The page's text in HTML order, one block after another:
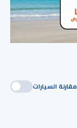
مقارنة السيارات